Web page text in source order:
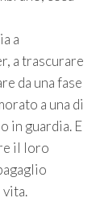
a
a trascurare
da una fase
a una di
in guardia. E
il loro